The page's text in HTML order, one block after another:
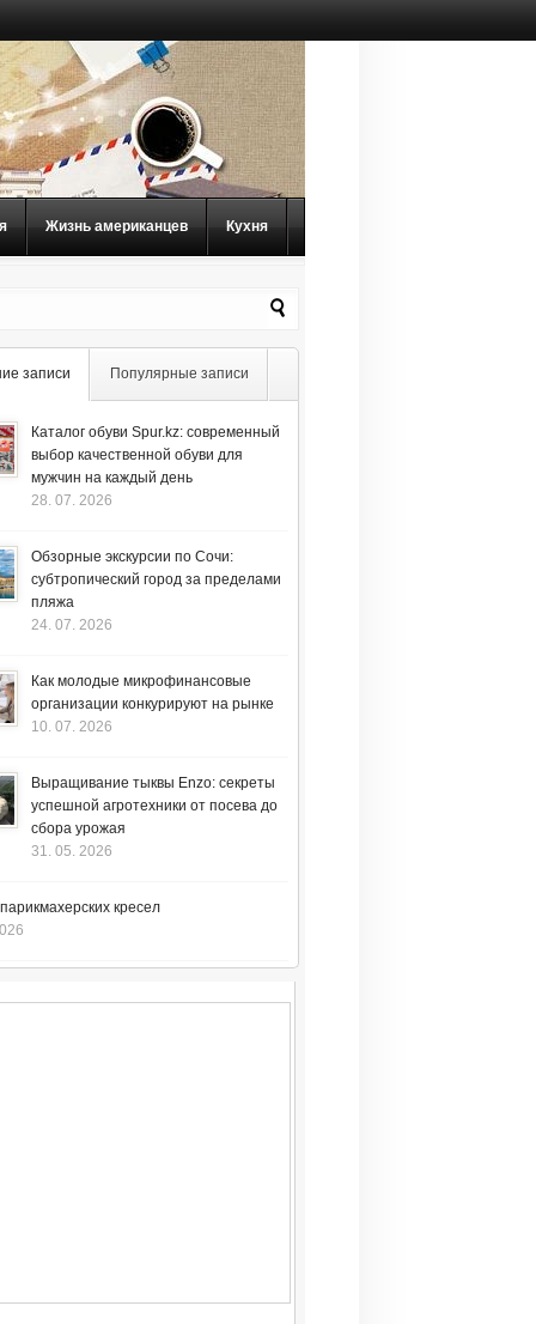
Жизнь американцев Кухня
записи Популярные записи
Каталог обуви Spur.kz: современный
выбор качественной обуви для
мужчин на каждый день
28. 07. 2026
Обзорные экскурсии по Сочи:
субтропический город за пределами
пляжа
24. 07. 2026
Как молодые микрофинансовые
организации конкурируют на рынке
10. 07. 2026
Выращивание тыквы Enzo: секреты
успешной агротехники от посева до
сбора урожая
31. 05. 2026
кресел